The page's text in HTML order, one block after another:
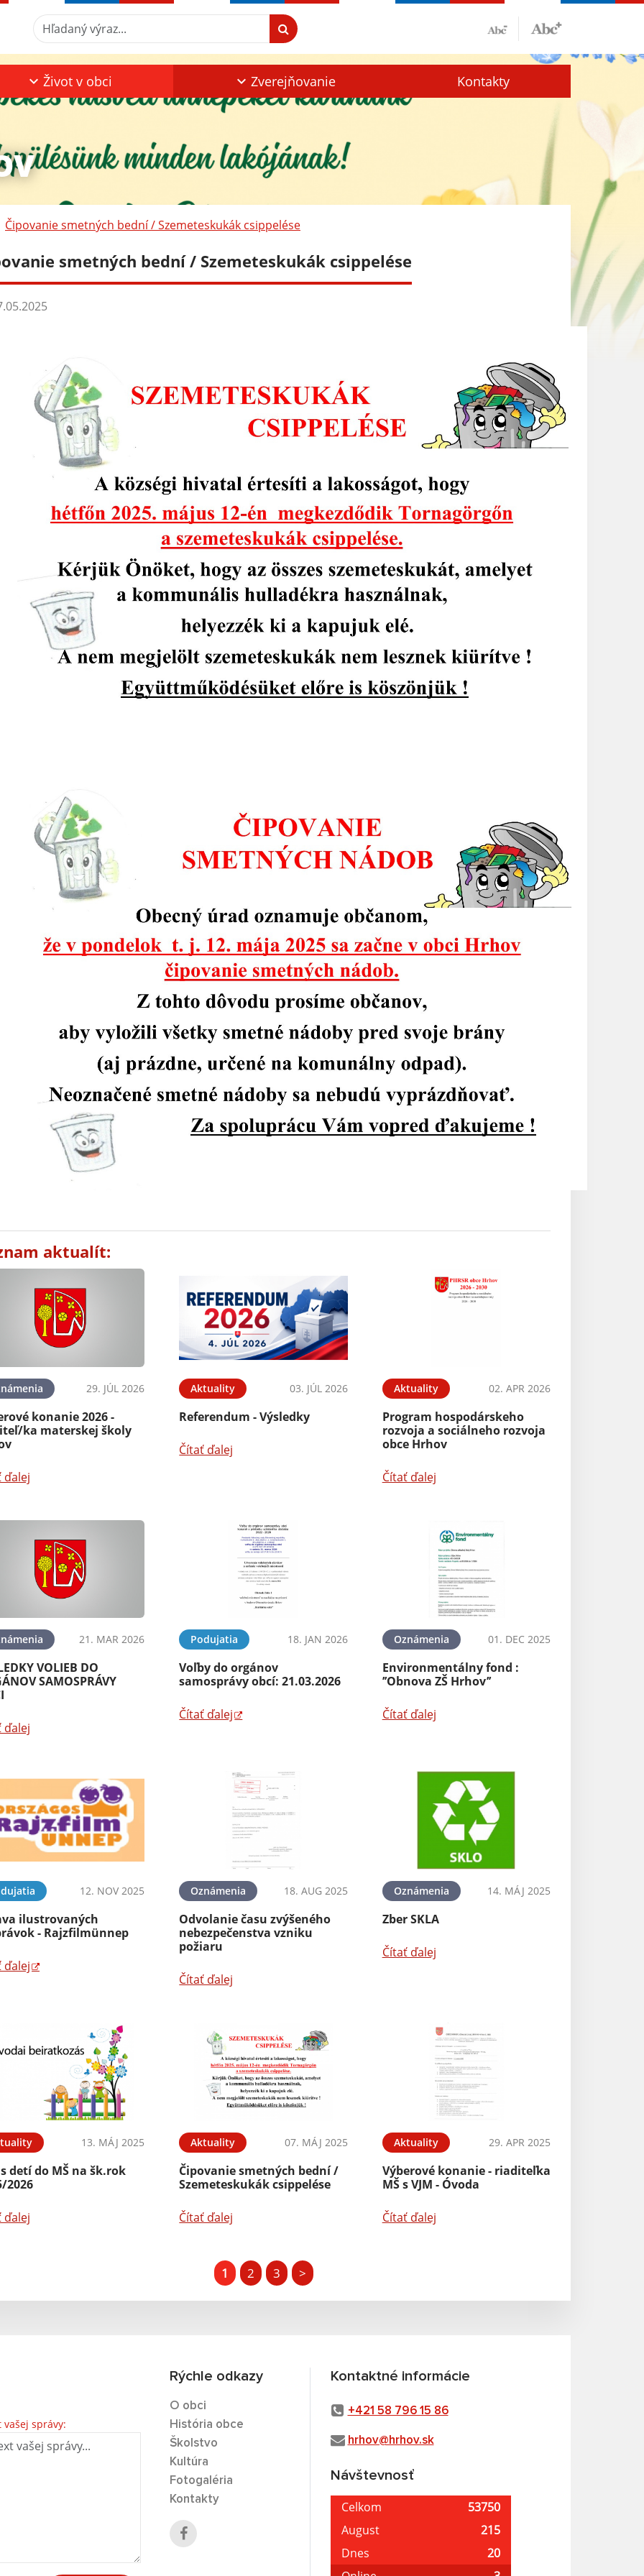
Hľadaný výraz...
Život v obci Zverejňovanie Kontakty
Čipovanie smetných bední / Szemeteskukák csippelése
smetných bední / Szemeteskukák csippelése
aktualít:
29. JÚL 2026
konanie 2026 -
ka materskej školy
ďalej
Aktuality 03. JÚL 2026
Referendum - Výsledky
Čítať ďalej
Aktuality 02. APR 2026
Program hospodárskeho
rozvoja a sociálneho rozvoja
obce Hrhov
Čítať ďalej
21. MAR 2026
VOLIEB DO
SAMOSPRÁVY
ďalej
Podujatia 18. JAN 2026
Voľby do orgánov
samosprávy obcí: 21.03.2026
Čítať ďalej
Oznámenia 01. DEC 2025
Environmentálny fond :
’’Obnova ZŠ Hrhov’’
Čítať ďalej
12. NOV 2025
ilustrovaných
- Rajzfilmünnep
ďalej
Oznámenia 18. AUG 2025
Odvolanie času zvýšeného
nebezpečenstva vzniku
požiaru
Čítať ďalej
Oznámenia 14. MÁJ 2025
Zber SKLA
Čítať ďalej
13. MÁJ 2025
detí do MŠ na šk.rok
2026
ďalej
Aktuality 07. MÁJ 2025
Čipovanie smetných bední /
Szemeteskukák csippelése
Čítať ďalej
Aktuality 29. APR 2025
Výberové konanie - riaditeľka
MŠ s VJM - Óvoda
Čítať ďalej
1 2 3 >
vašej správy:
Rýchle odkazy
O obci
História obce
Školstvo
Kultúra
Fotogaléria
Kontakty
Kontaktné informácie
+421 58 796 15 86
hrhov@hrhov.sk
Návštevnosť